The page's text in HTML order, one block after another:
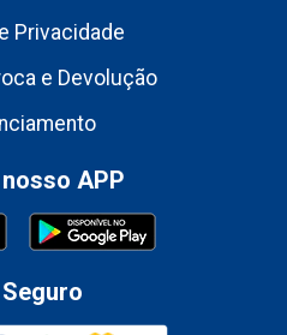
Privacidade
e Devolução
APP